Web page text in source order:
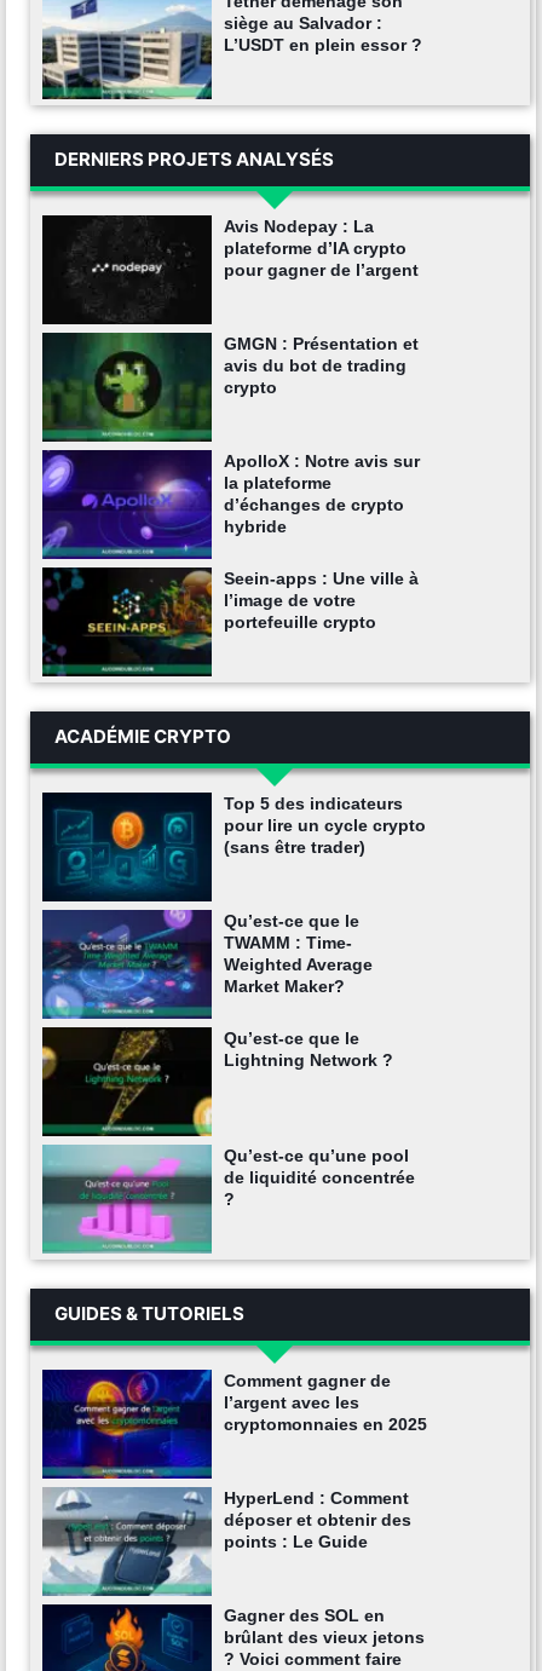
siège au Salvador :
L’USDT en plein essor ?
DERNIERS PROJETS ANALYSÉS
Avis Nodepay : La
plateforme d’IA crypto
pour gagner de l’argent
GMGN : Présentation et
avis du bot de trading
crypto
ApolloX : Notre avis sur
la plateforme
d’échanges de crypto
hybride
Seein-apps : Une ville à
l’image de votre
portefeuille crypto
ACADÉMIE CRYPTO
Top 5 des indicateurs
pour lire un cycle crypto
(sans être trader)
Qu’est-ce que le
TWAMM : Time-
Weighted Average
Market Maker?
Qu’est-ce que le
Lightning Network ?
Qu’est-ce qu’une pool
de liquidité concentrée
?
GUIDES & TUTORIELS
Comment gagner de
l’argent avec les
cryptomonnaies en 2025
HyperLend : Comment
déposer et obtenir des
points : Le Guide
Gagner des SOL en
brûlant des vieux jetons
? Voici comment faire